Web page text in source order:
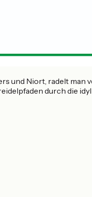
und Niort, radelt man
durch die